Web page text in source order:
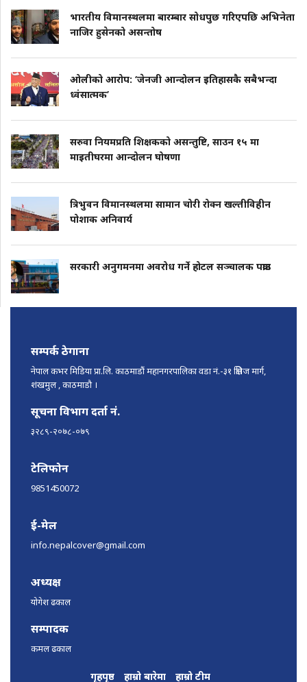
भारतीय विमानस्थलमा बारम्बार सोधपुछ गरिएपछि अभिनेता
नाजिर हुसेनको असन्तोष
ओलीको आरोप: ‘जेनजी आन्दोलन इतिहासकै सबैभन्दा
ध्वंसात्मक’
सरुवा नियमप्रति शिक्षकको असन्तुष्टि, साउन १५ मा
माइतीघरमा आन्दोलन घोषणा
त्रिभुवन विमानस्थलमा सामान चोरी रोक्न खल्तीविहीन
पोशाक अनिवार्य
सरकारी अनुगमनमा अवरोध गर्ने होटल सञ्चालक पक्राउ
सम्पर्क ठेगाना
नेपाल कभर मिडिया प्रा.लि. काठमाडौं महानगरपालिका वडा नं.-३१ क्षितिज मार्ग,
शंखमुल , काठमाडौ ।
सूचना विभाग दर्ता नं.
३२८९-२०७८-०७९
टेलिफोन
9851450072
ई-मेल
info.nepalcover@gmail.com
अध्यक्ष
योगेश ढकाल
सम्पादक
कमल ढकाल
गृहपृष्ठ हाम्रो बारेमा हाम्रो टीम